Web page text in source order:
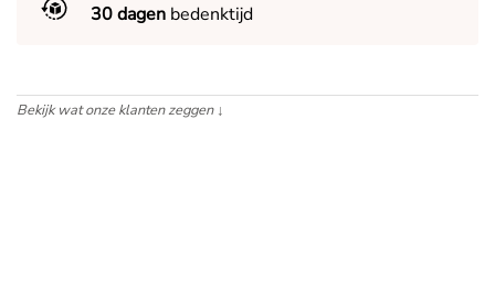
30 dagen bedenktijd
Bekijk wat onze klanten zeggen↓